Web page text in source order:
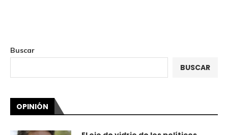
Buscar
BUSCAR
OPINIÓN